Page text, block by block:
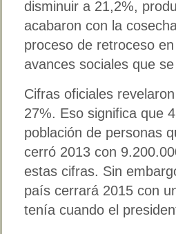
disminuir a 21,2%,
acabaron con la
proceso de retroceso
avances sociales que
Cifras oficiales
27%. Eso significa que
población de personas
cerró 2013 con
estas cifras. Sin
país cerrará 2015 con
tenía cuando el